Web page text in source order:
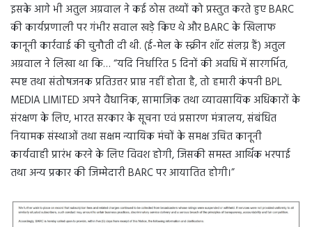
इसके आगे भी अतुल अग्रवाल ने कई ठोस तथ्यों को प्रस्तुत करते हुए BARC
की कार्यप्रणाली पर गंभीर सवाल खड़े किए थे और BARC के खिलाफ
कानूनी कार्रवाई की चुनौती दी थी. (ई-मेल के स्क्रीन शॉट संलग्न हैं) अतुल
अग्रवाल ने लिखा था कि… “यदि निर्धारित 5 दिनों की अवधि में सारगर्भित,
स्पष्ट तथा संतोषजनक प्रतिउत्तर प्राप्त नहीं होता है, तो हमारी कंपनी BPL
MEDIA LIMITED अपने वैधानिक, सामाजिक तथा व्यावसायिक अधिकारों के
संरक्षण के लिए, भारत सरकार के सूचना एवं प्रसारण मंत्रालय, संबंधित
नियामक संस्थाओं तथा सक्षम न्यायिक मंचों के समक्ष उचित कानूनी
कार्यवाही प्रारंभ करने के लिए विवश होगी, जिसकी समस्त आर्थिक भरपाई
तथा अन्य प्रकार की जिम्मेदारी BARC पर आयातित होगी।”